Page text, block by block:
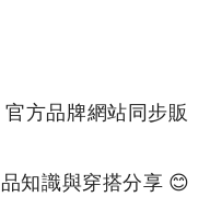
方品牌網站同步販
知識與穿搭分享 😊